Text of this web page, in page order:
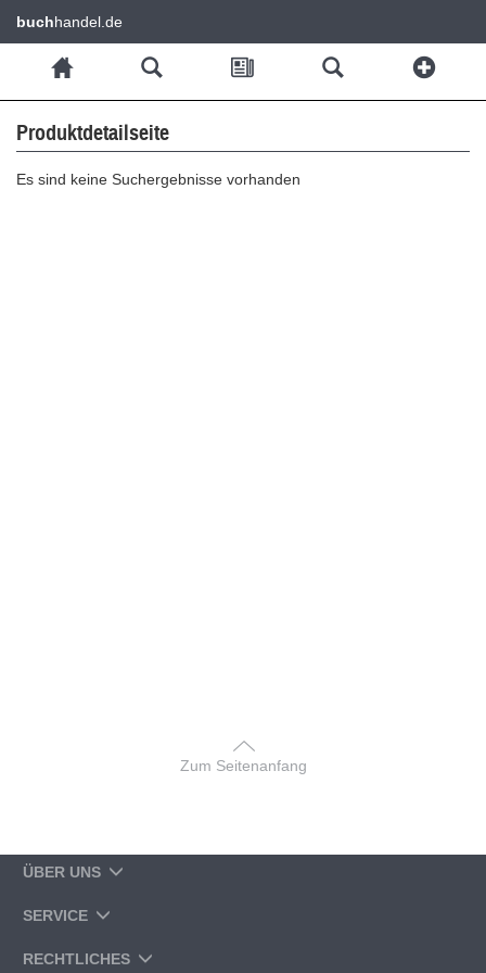
buchhandel.de
Produktdetailseite
Es sind keine Suchergebnisse vorhanden
Zum Seitenanfang
ÜBER UNS
SERVICE
RECHTLICHES